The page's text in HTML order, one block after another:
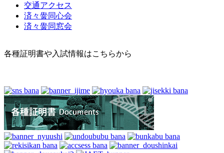
交通アクセス
済々黌同心会
済々黌同窓会
各種証明書や入試情報はこちらから